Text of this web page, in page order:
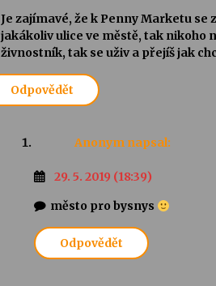
Je zajímavé, že k Penny Marketu
jakákoliv ulice ve městě, tak nikoho
živnostník, tak se uživ a přejíš jak
Odpovědět
Anonym napsal:
29. 5. 2019 (18:39)
město pro bysnys
Odpovědět